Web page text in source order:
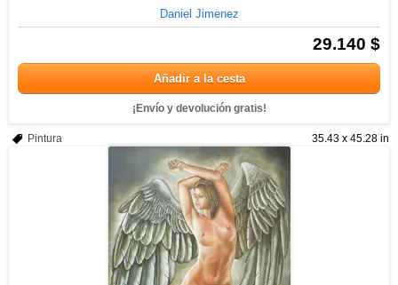
Daniel Jimenez
29.140 $
Añadir a la cesta
¡Envío y devolución gratis!
35.43 x 45.28 in
Pintura